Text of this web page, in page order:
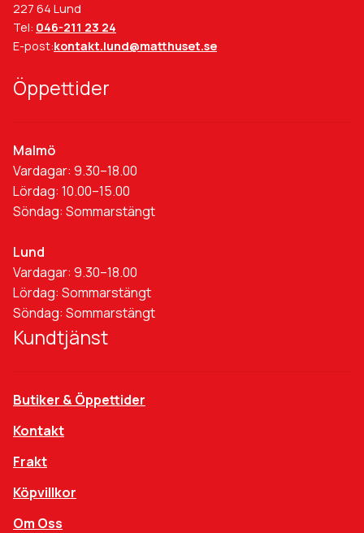
227 64 Lund
Tel: 046-211 23 24
E-post:kontakt.lund@matthuset.se
Öppettider
Malmö
Vardagar: 9.30–18.00
Lördag: 10.00–15.00
Söndag: Sommarstängt
Lund
Vardagar: 9.30–18.00
Lördag: Sommarstängt
Söndag: Sommarstängt
Kundtjänst
Butiker & Öppettider
Kontakt
Frakt
Köpvillkor
Om Oss